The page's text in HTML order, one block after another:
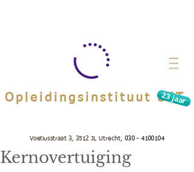
Opleidingsinstituut SET
23 jaar
Voetiusstraat 3, 3512 JL Utrecht, 030 - 4100104
Kernovertuiging